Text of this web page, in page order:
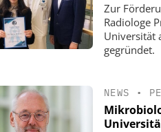
Zur
Radiologe
Universität
gegründet.
NEWS •